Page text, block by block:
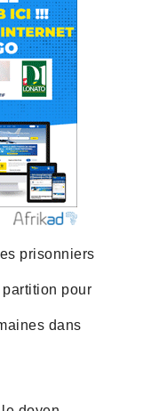
prisonniers
pour
dans